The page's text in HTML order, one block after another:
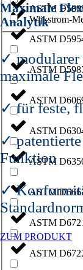
Wijkstrom-
ASTM
ASTM
ASTM
ASTM
ASTM
ASTM
ASTM
ASTM
ASTM
Maximale
Analytik
✓ modularer
maximale
✓ für feste,
✓
Funktion
✓
ZUM PRODUKT